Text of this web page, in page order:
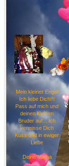
Mein kleiner Engel
Ich liebe Dich!!!
Pass auf mich und
deinen Kleinen
Bruder auf... Ich
vermisse Dich
Kuss und in ewiger
Liebe
Deine Mama